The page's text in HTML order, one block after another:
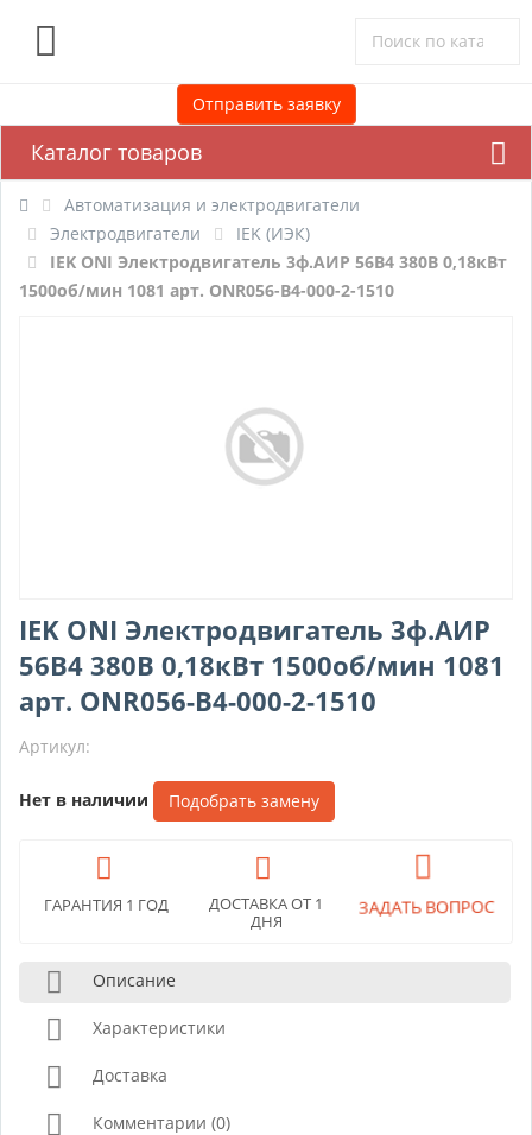
Отправить заявку
Каталог товаров
Автоматизация и электродвигатели
Электродвигатели
IEK (ИЭК)
IEK ONI Электродвигатель 3ф.АИР 56B4 380В 0,18кВт
1500об/мин 1081 арт. ONR056-B4-000-2-1510
IEK ONI Электродвигатель 3ф.АИР
56B4 380В 0,18кВт 1500об/мин 1081
арт. ONR056-B4-000-2-1510
Артикул:
Нет в наличии Подобрать замену
ГАРАНТИЯ 1 ГОД
ДОСТАВКА ОТ 1
ДНЯ
ЗАДАТЬ ВОПРОС
Описание
Характеристики
Доставка
Комментарии (0)